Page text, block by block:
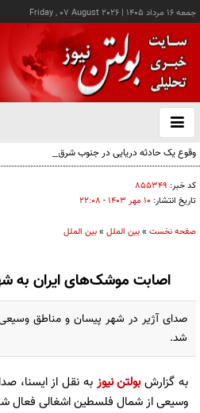
جمعه ۱۶ مرداد ۱۴۰۵ |
Friday , 07 August 2026
باز
و
وقوع یک حادثه دریایی در جنوب شرق عدن
کد خبر: ۸۵۵۳۴۹
تاریخ انتشار: ۱۰ مهر ۱۴۰۳ - ۲۲:۰۸
صفحه نخست »بین الملل »بین الملل
اصابت موشک‌های ایران به
صدای آژیر در شهر پیسان و مناطق
شد.
به گزارشبولتن نیوز به نقل از ایسنا،
وسیعی از شمال فلسطین اشغالی فعال